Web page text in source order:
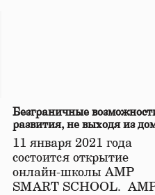
Безграничные
развития, не выходя из
11 января 2021 года
состоится открытие
онлайн-школы АМР
SMART SCHOOL.